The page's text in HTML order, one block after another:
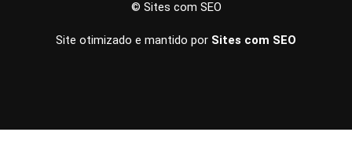
© Sites com SEO
Site otimizado e mantido por Sites com SEO